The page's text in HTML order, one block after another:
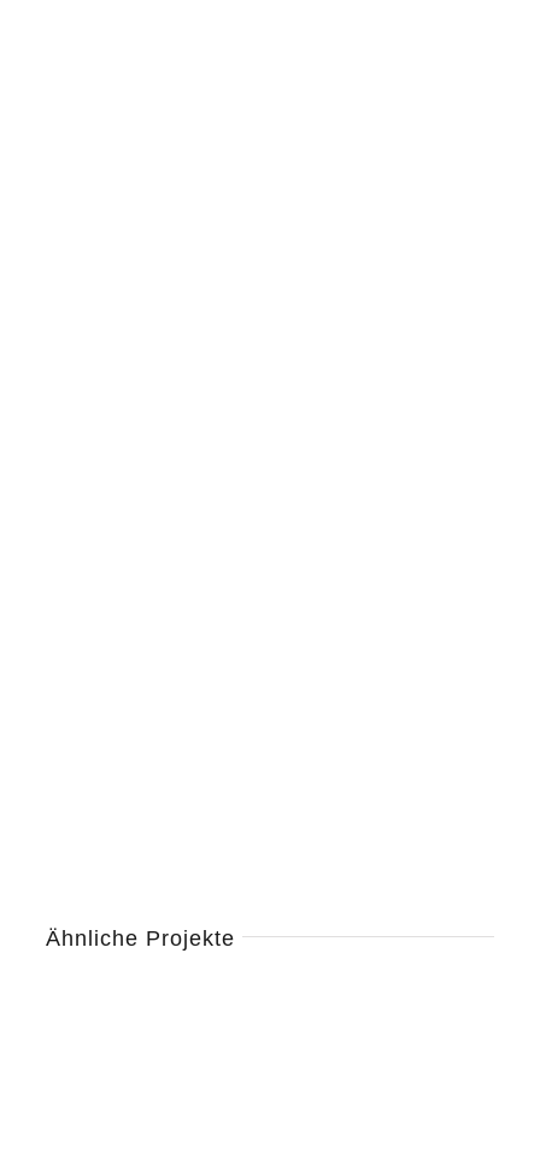
Ähnliche Projekte